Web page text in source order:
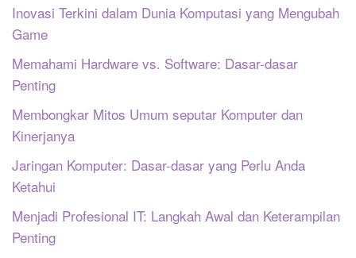
Inovasi Terkini dalam Dunia Komputasi yang Mengubah
Game
Memahami Hardware vs. Software: Dasar-dasar
Penting
Membongkar Mitos Umum seputar Komputer dan
Kinerjanya
Jaringan Komputer: Dasar-dasar yang Perlu Anda
Ketahui
Menjadi Profesional IT: Langkah Awal dan Keterampilan
Penting